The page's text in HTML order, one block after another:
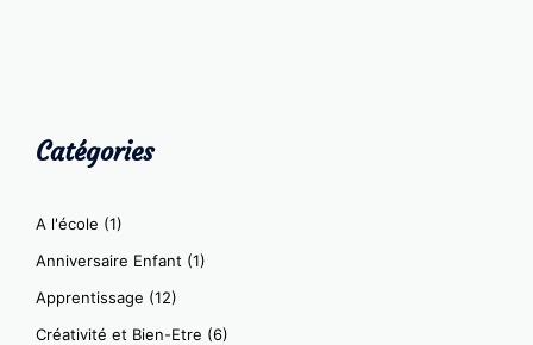
Catégories
A l'école (1)
Anniversaire Enfant (1)
Apprentissage (12)
Créativité et Bien-Etre (6)